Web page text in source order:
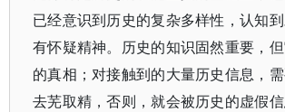
已经意识到历史的复杂多样性，认知
有怀疑精神。历史的知识固然重要，
的真相；对接触到的大量历史信息，需
去芜取精，否则，就会被历史的虚假